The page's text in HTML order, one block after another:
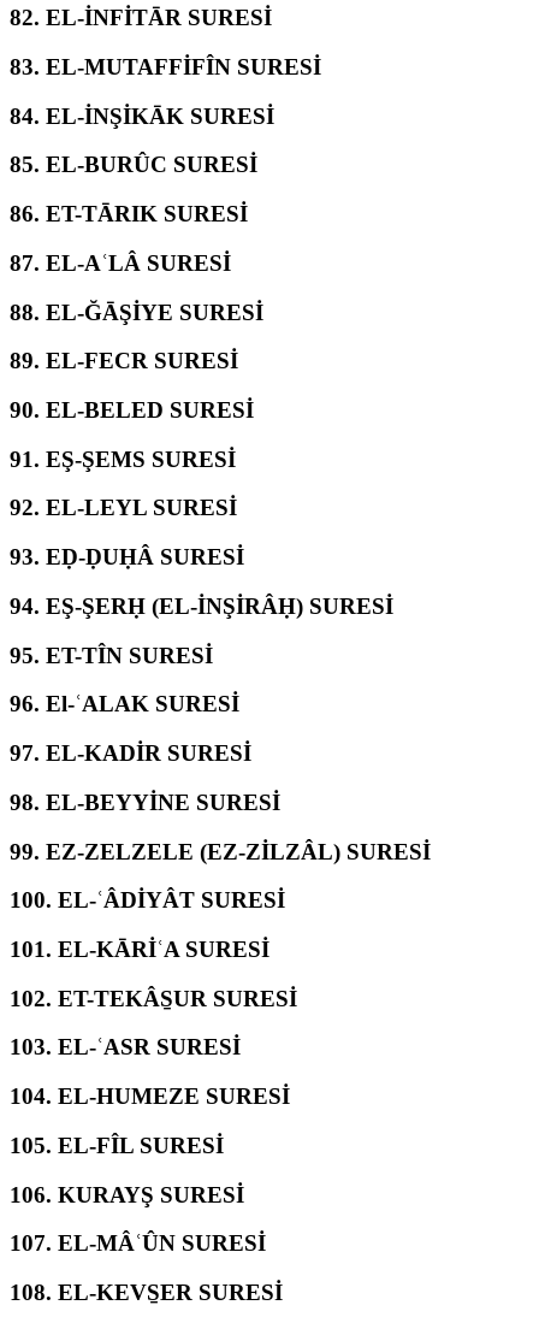
82. EL-İNFİTĀR SURESİ
83. EL-MUTAFFİFÎN SURESİ
84. EL-İNŞİKĀK SURESİ
85. EL-BURÛC SURESİ
86. ET-TĀRIK SURESİ
87. EL-AʿLÂ SURESİ
88. EL-ĞĀŞİYE SURESİ
89. EL-FECR SURESİ
90. EL-BELED SURESİ
91. EŞ-ŞEMS SURESİ
92. EL-LEYL SURESİ
93. EḌ-ḌUḤÂ SURESİ
94. EŞ-ŞERḤ (EL-İNŞİRÂḤ) SURESİ
95. ET-TÎN SURESİ
96. El-ʿALAK SURESİ
97. EL-KADİR SURESİ
98. EL-BEYYİNE SURESİ
99. EZ-ZELZELE (EZ-ZİLZÂL) SURESİ
100. EL-ʿÂDİYÂT SURESİ
101. EL-KĀRİʿA SURESİ
102. ET-TEKÂS̱UR SURESİ
103. EL-ʿASR SURESİ
104. EL-HUMEZE SURESİ
105. EL-FÎL SURESİ
106. KURAYŞ SURESİ
107. EL-MÂʿÛN SURESİ
108. EL-KEVS̱ER SURESİ